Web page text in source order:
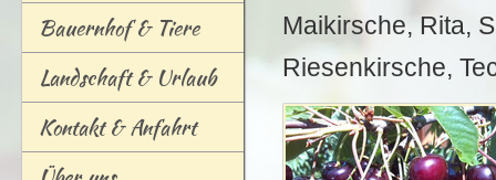
Maikirsche, Rita,
Riesenkirsche,
Bauernhof & Tiere
Landschaft & Urlaub
Kontakt & Anfahrt